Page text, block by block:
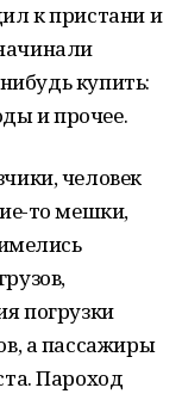
к пристани и
купить:
и прочее.
человек
то мешки,
погрузки
а пассажиры
Пароход